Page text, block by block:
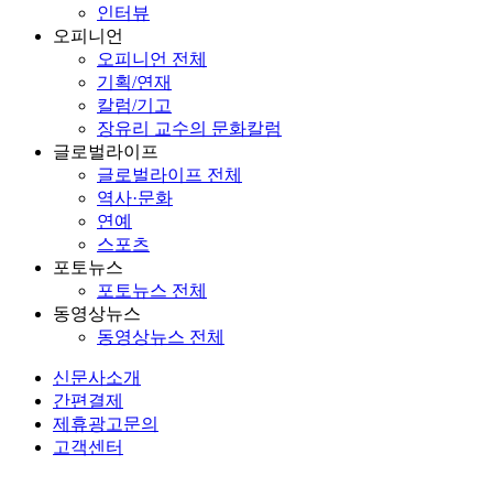
인터뷰
오피니언
오피니언 전체
기획/연재
칼럼/기고
장유리 교수의 문화칼럼
글로벌라이프
글로벌라이프 전체
역사·문화
연예
스포츠
포토뉴스
포토뉴스 전체
동영상뉴스
동영상뉴스 전체
신문사소개
간편결제
제휴광고문의
고객센터